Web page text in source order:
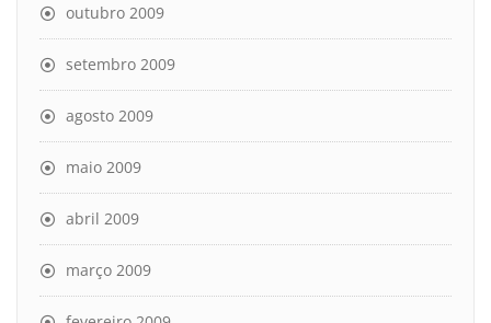
outubro 2009
setembro 2009
agosto 2009
maio 2009
abril 2009
março 2009